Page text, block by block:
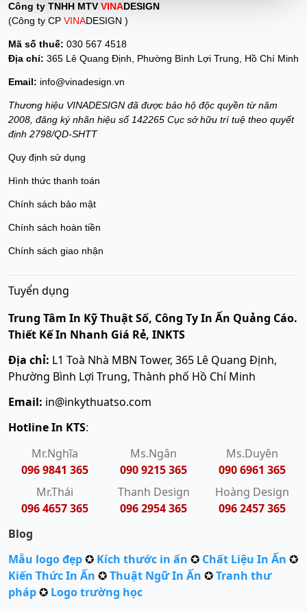
Công ty TNHH MTVVINADESIGN
(Công ty CP VINADESIGN )
Mã số thuế: 030 567 4518
Địa chỉ: 365 Lê Quang Định, Phường Bình Lợi Trung, Hồ Chí Minh
Email: info@vinadesign.vn
Thương hiệu VINADESIGN đã được bảo hộ độc quyền từ năm
2008, đăng ký nhãn hiệu số 142265 Cục sở hữu trí tuệ theo quyết
định 2798/QD-SHTT
Quy định sử dụng
Hình thức thanh toán
Chính sách bảo mật
Chính sách hoàn tiền
Chính sách giao nhận
Tuyển dụng
Trung Tâm In Kỹ Thuật Số, Công Ty In Ấn Quảng Cáo.
Thiết Kế In Nhanh Giá Rẻ, INKTS
Địa chỉ: L1 Toà Nhà MBN Tower, 365 Lê Quang Định,
Phường Bình Lợi Trung, Thành phố Hồ Chí Minh
Email: in@inkythuatso.com
Hotline In KTS:
Mr.Nghĩa
096 9841 365
Ms.Ngân
090 9215 365
Ms.Duyên
090 6961 365
Mr.Thái
096 4657 365
Thanh Design
096 2954 365
Hoàng Design
096 2457 365
Blog
Mẫu logo đẹp✪ Kích thước in ấn ✪ Chất Liệu In Ấn ✪
Kiến Thức In Ấn ✪Thuật Ngữ In Ấn ✪Tranh thư
pháp✪ Logo trường học